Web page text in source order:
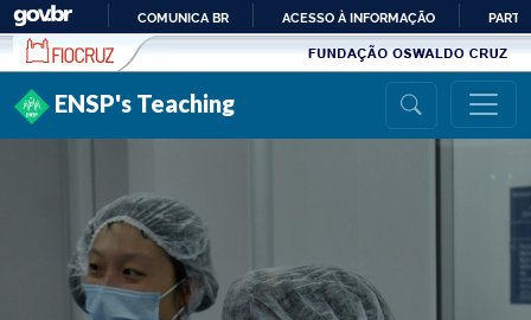
Ir para conteúdo
PARA
COMUNICA BR ACESSO À INFORMAÇÃO
ENSP's Teaching